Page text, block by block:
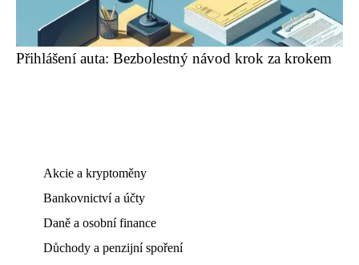
Přihlášení auta: Bezbolestný návod krok za krokem
Akcie a kryptoměny
Bankovnictví a účty
Daně a osobní finance
Důchody a penzijní spoření